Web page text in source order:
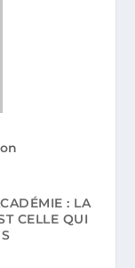
: LA
CELLE QUI